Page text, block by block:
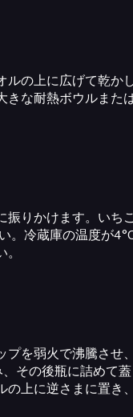
ルの上に広げて乾か
きな耐熱ボウルまた
振りかけます。いち
。冷蔵庫の温度が
プを弱火で沸騰させ
その後瓶に詰めて蓋
の上に逆さまに置き